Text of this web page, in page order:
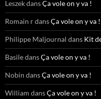
LeszekdansÇa vole on y va !
Romain rdansÇa vole on y va !
Philippe Maljournal dans Kit
BasiledansÇa vole on y va !
Nobin dansÇa vole on y va !
William dansÇa vole on y va !